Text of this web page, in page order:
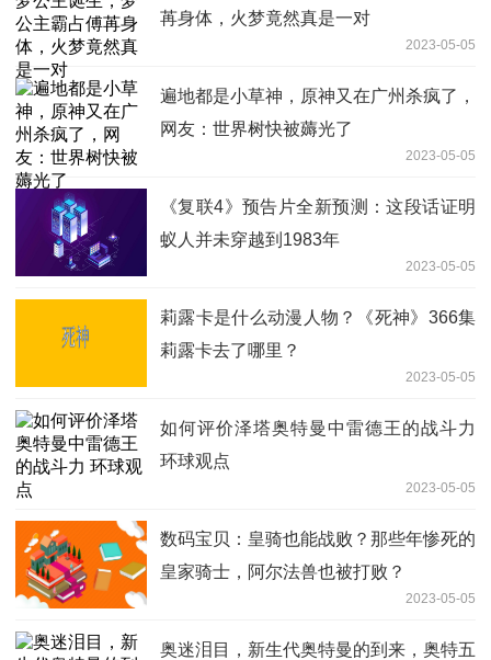
苒身体，火梦竟然真是一对
2023-05-05
遍地都是小草神，原神又在广州杀疯了，
网友：世界树快被薅光了
2023-05-05
《复联4》预告片全新预测：这段话证明
蚁人并未穿越到1983年
2023-05-05
莉露卡是什么动漫人物？《死神》366集
莉露卡去了哪里？
2023-05-05
如何评价泽塔奥特曼中雷德王的战斗力
环球观点
2023-05-05
数码宝贝：皇骑也能战败？那些年惨死的
皇家骑士，阿尔法兽也被打败？
2023-05-05
奥迷泪目，新生代奥特曼的到来，奥特五